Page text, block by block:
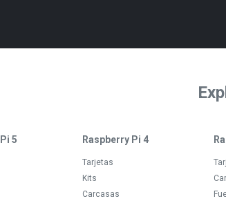
5 Raspberry Pi 4
Tarjetas
Kits
Carcasas